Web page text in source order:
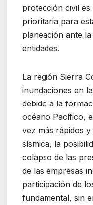
protección civil
prioritaria para
planeación ante
entidades.
La región Sierra
inundaciones en
debido a la
océano Pacífico,
vez más rápidos
sísmica, la
colapso de las
de las empresas
participación de
fundamental, sin